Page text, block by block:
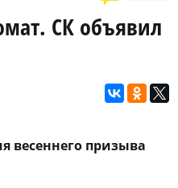
СК объявил
весеннего призыва